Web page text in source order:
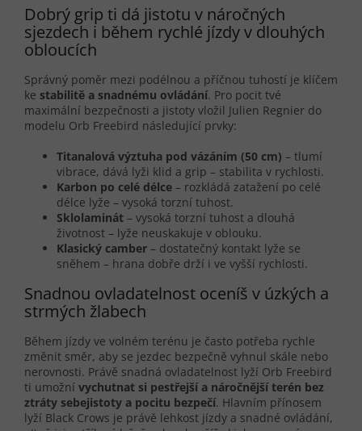
Dobrý grip ti dá jistotu v náročných
sjezdech i během rychlé jízdy v dlouhých
obloucích
Správný poměr mezi podélnou a příčnou tuhostí je klíčem
ke stabilitě a snadnému ovládání. Pro pocit tvé
maximální bezpečnosti a jistoty vložil Julien Regnier do
modelu Orb Freebird následující prvky:
Titanalová výztuha pod vázáním (50 cm) – tlumí
vibrace, dává lyži klid a grip – stabilita v rychlosti.
Karbon po celé délce – rozkládá zatažení po celé
délce lyže – vysoká torzní tuhost.
Sklolaminát – vysoká torzní tuhost a dlouhá
životnost – lyže neuskakuje v oblouku.
Klasický camber – dostatečný kontakt lyže se
sněhem – hrana dobře drží i ve vyšší rychlosti.
Snadnou ovladatelnost oceníš v úzkých a
strmých žlabech
Během jízdy ve volném terénu je často potřeba rychle
změnit směr, aby se jezdec bezpečně vyhnul skále nebo
nerovnosti. Právě snadná ovladatelnost lyží Orb Freebird
ti umožní vychutnat si pestřejší a náročnější terén bez
ztráty sebejistoty a pocitu bezpečí. Hlavním přínosem
lyží Black Crows je právě lehkost jízdy a snadné ovládání,